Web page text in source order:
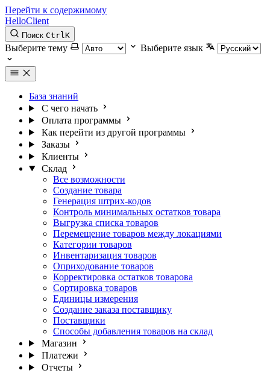
Перейти к содержимому
HelloClient
Поиск CtrlK
Выберите тему Выберите язык
База знаний
С чего начать
Оплата программы
Как перейти из другой программы
Заказы
Клиенты
Склад
Все возможности
Создание товара
Генерация штрих-кодов
Контроль минимальных остатков товара
Выгрузка списка товаров
Перемещение товаров между локациями
Категории товаров
Инвентаризация товаров
Оприходование товаров
Корректировка остатков товарова
Сортировка товаров
Единицы измерения
Создание заказа поставщику
Поставщики
Способы добавления товаров на склад
Магазин
Платежи
Отчеты